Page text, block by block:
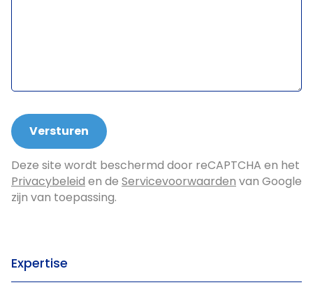
Deze site wordt beschermd door reCAPTCHA en het
Privacybeleid en de Servicevoorwaarden van Google
zijn van toepassing.
Expertise